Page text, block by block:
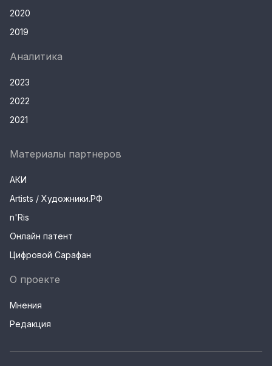
2020
2019
Аналитика
2023
2022
2021
Материалы партнеров
АКИ
Artists / Художники.РФ
n'Ris
Онлайн патент
Цифровой Сарафан
О проекте
Мнения
Редакция